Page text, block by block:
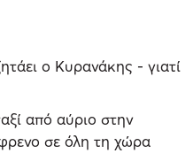
ο Κυρανάκης - γιατί
από αύριο στην
σε όλη τη χώρα